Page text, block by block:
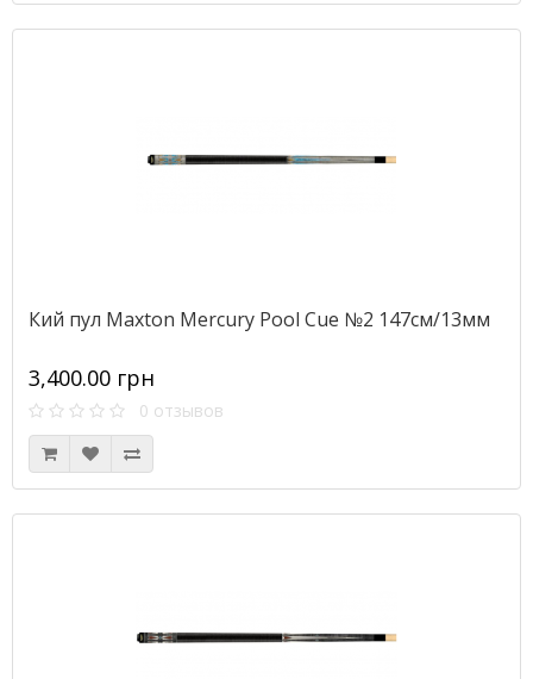
Кий пул Maxton Mercury Pool Cue №2 147см/13мм
3,400.00 грн
0 отзывов